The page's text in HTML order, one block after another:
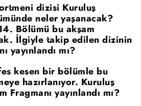
dizisi Kuruluş
neler yaşanacak?
Bölümü bu akşam
İlgiyle takip edilen dizinin
yayınlandı mı?
kesen bir bölümle bu
hazırlanıyor. Kuruluş
Fragmanı yayınlandı mı?